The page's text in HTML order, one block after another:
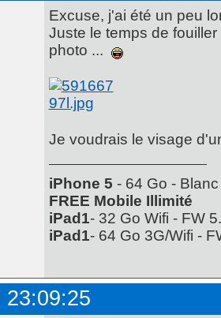
Excuse, j'ai été un peu
Juste le temps de
photo ...
Je voudrais le visage
iPhone 5 - 64 Go -
FREE Mobile Illimité
iPad1- 32 Go Wifi - FW
iPad1- 64 Go 3G/Wifi -
23:09:25